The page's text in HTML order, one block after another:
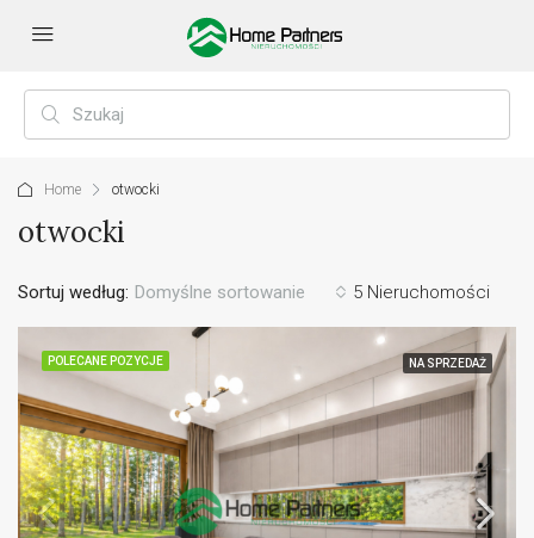
Home otwocki
otwocki
5 Nieruchomości
Sortuj według: Domyślne sortowanie
POLECANE POZYCJE NA SPRZEDAŻ